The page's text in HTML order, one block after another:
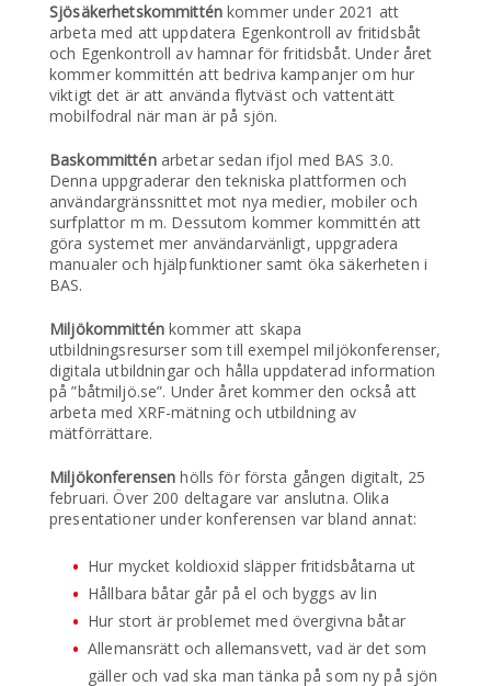
Sjösäkerhetskommitténkommer under 2021 att
arbeta med att uppdatera Egenkontroll av fritidsbåt
och Egenkontroll av hamnar för fritidsbåt. Under året
kommer kommittén att bedriva kampanjer om hur
viktigt det är att använda flytväst och vattentätt
mobilfodral när man är på sjön.
Baskommitténarbetar sedan ifjol med BAS 3.0.
Denna uppgraderar den tekniska plattformen och
användargränssnittet mot nya medier, mobiler och
surfplattor m m. Dessutom kommer kommittén att
göra systemet mer användarvänligt, uppgradera
manualer och hjälpfunktioner samt öka säkerheten i
BAS.
Miljökommitténkommer att skapa
utbildningsresurser som till exempel miljökonferenser,
digitala utbildningar och hålla uppdaterad information
på ”båtmiljö.se”. Under året kommer den också att
arbeta med XRF-mätning och utbildning av
mätförrättare.
Miljökonferensen hölls för första gången digitalt, 25
februari. Över 200 deltagare var anslutna. Olika
presentationer under konferensen var bland annat:
Hur mycket koldioxid släpper fritidsbåtarna ut
Hållbara båtar går på el och byggs av lin
Hur stort är problemet med övergivna båtar
Allemansrätt och allemansvett, vad är det som
gäller och vad ska man tänka på som ny på sjön